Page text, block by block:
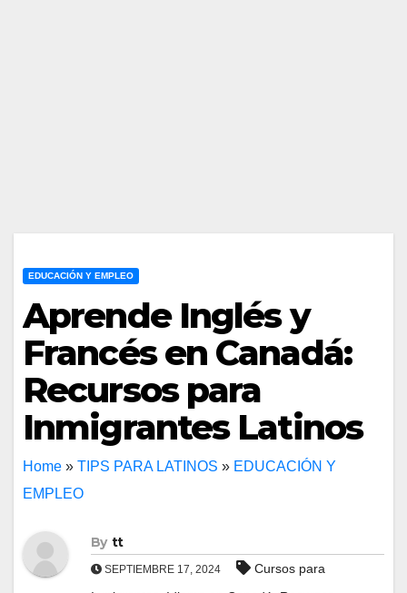
EDUCACIÓN Y EMPLEO
Aprende Inglés y
Francés en Canadá:
Recursos para
Inmigrantes Latinos
Home » TIPS PARA LATINOS » EDUCACIÓN Y
EMPLEO
By tt
SEPTIEMBRE 17, 2024
Cursos para